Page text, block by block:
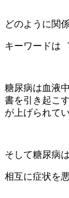
どのように関
キーワードは
糖尿病は血液
書を引き起こ
が上げられてい
そして糖尿病
相互に症状を